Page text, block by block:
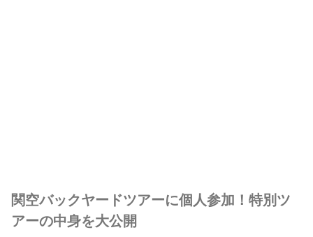
関空バックヤードツアーに個人参加！特別ツ
アーの中身を大公開